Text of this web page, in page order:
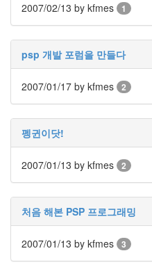
2007/02/13 by kfmes 1
psp 개발 포럼을 만들다
2007/01/17 by kfmes 2
펭귄이닷!
2007/01/13 by kfmes 2
처음 해본 PSP 프로그래밍
2007/01/13 by kfmes 3
Eclipse
네
android
차
OpenSource
Swing